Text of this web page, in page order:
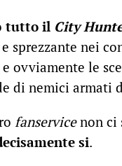
tutto il City
sprezzante nei
ovviamente le
di nemici armati
fanservicenon ci
si.